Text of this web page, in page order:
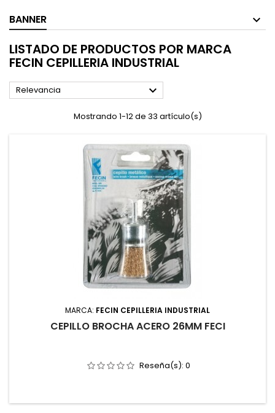
BANNER
LISTADO DE PRODUCTOS POR MARCA
FECIN CEPILLERIA INDUSTRIAL
Relevancia 
Mostrando 1-12 de 33 artículo(s)
MARCA: FECIN CEPILLERIA INDUSTRIAL
CEPILLO BROCHA ACERO 26MM FECI
Reseña(s): 0